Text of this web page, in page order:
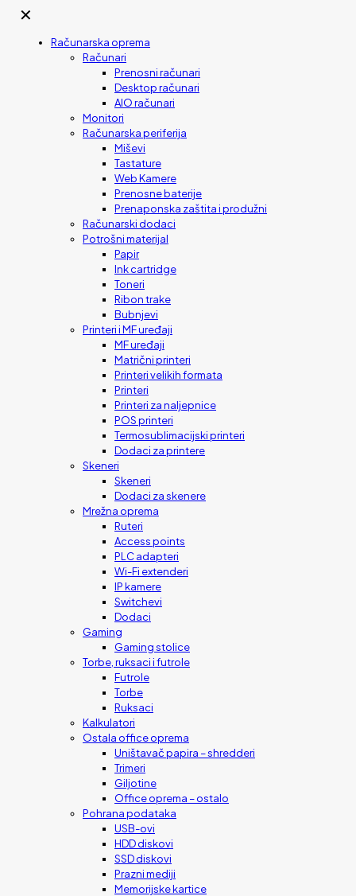
✕
Računarska oprema
Računari
Prenosni računari
Desktop računari
AIO računari
Monitori
Računarska periferija
Miševi
Tastature
Web Kamere
Prenosne baterije
Prenaponska zaštita i produžni
Računarski dodaci
Potrošni materijal
Papir
Ink cartridge
Toneri
Ribon trake
Bubnjevi
Printeri i MF uređaji
MF uređaji
Matrični printeri
Printeri velikih formata
Printeri
Printeri za naljepnice
POS printeri
Termosublimacijski printeri
Dodaci za printere
Skeneri
Skeneri
Dodaci za skenere
Mrežna oprema
Ruteri
Access points
PLC adapteri
Wi-Fi extenderi
IP kamere
Switchevi
Dodaci
Gaming
Gaming stolice
Torbe, ruksaci i futrole
Futrole
Torbe
Ruksaci
Kalkulatori
Ostala office oprema
Uništavač papira – shredderi
Trimeri
Giljotine
Office oprema – ostalo
Pohrana podataka
USB-ovi
HDD diskovi
SSD diskovi
Prazni mediji
Memorijske kartice